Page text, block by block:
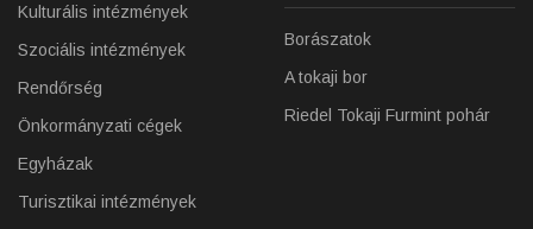
Kulturális intézmények
Szociális intézmények
Rendőrség
Önkormányzati cégek
Egyházak
Turisztikai intézmények
Borászatok
A tokaji bor
Riedel Tokaji Furmint pohár